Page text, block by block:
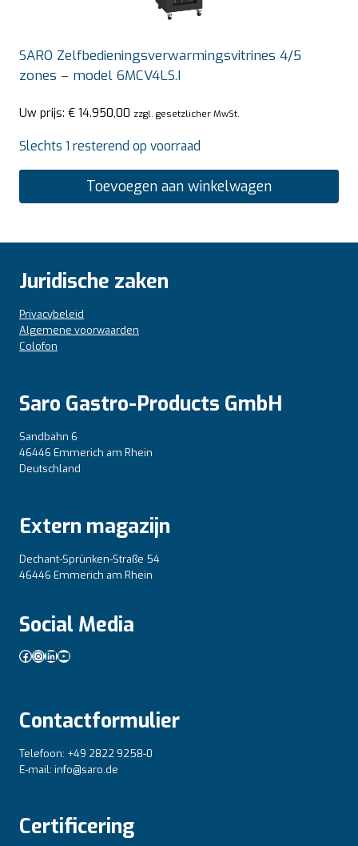
SARO Zelfbedieningsverwarmingsvitrines 4/5
zones – model 6MCV4LS.I
Uw prijs: € 14.950,00 zzgl. gesetzlicher MwSt.
Slechts 1 resterend op voorraad
Toevoegen aan winkelwagen
Juridische zaken
Privacybeleid
Algemene voorwaarden
Colofon
Saro Gastro-Products GmbH
Sandbahn 6
46446 Emmerich am Rhein
Deutschland
Extern magazijn
Dechant-Sprünken-Straße 54
46446 Emmerich am Rhein
Social Media
Facebook
Instagram
LinkedIn
YouTube
Contactformulier
Telefoon: +49 2822 9258-0
E-mail: info@saro.de
Certificering